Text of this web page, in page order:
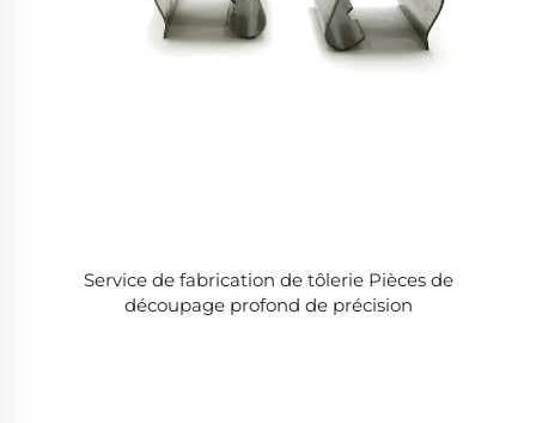
Service de fabrication de tôlerie Pièces de
découpage profond de précision